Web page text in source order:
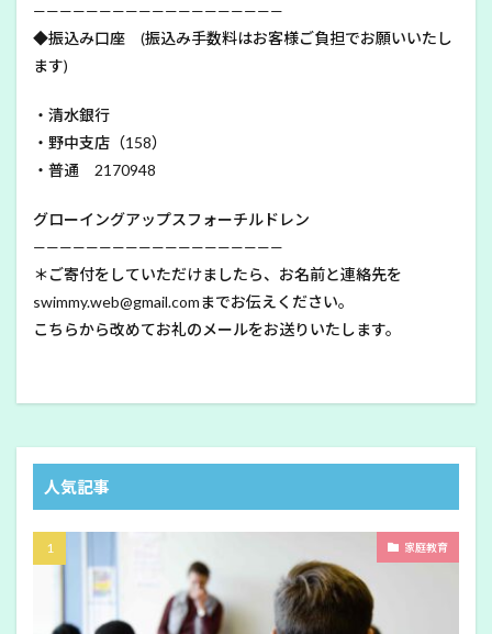
———————————————————
◆振込み口座 (振込み手数料はお客様ご負担でお願いいたし
ます)
・清水銀行
・野中支店（158）
・普通 2170948
グローイングアップスフォーチルドレン
———————————————————
＊ご寄付をしていただけましたら、お名前と連絡先を
swimmy.web@gmail.comまでお伝えください。
こちらから改めてお礼のメールをお送りいたします。
人気記事
家庭教育